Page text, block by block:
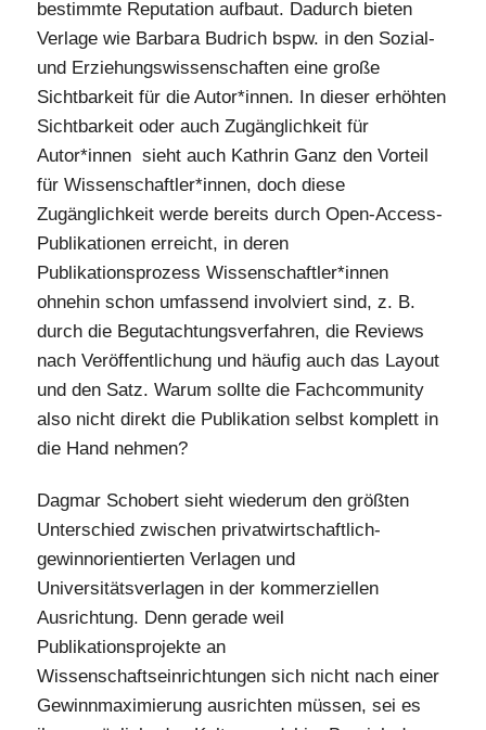
bestimmte Reputation aufbaut. Dadurch bieten
Verlage wie Barbara Budrich bspw. in den Sozial-
und Erziehungswissenschaften eine große
Sichtbarkeit für die Autor*innen. In dieser erhöhten
Sichtbarkeit oder auch Zugänglichkeit für
Autor*innen sieht auch Kathrin Ganz den Vorteil
für Wissenschaftler*innen, doch diese
Zugänglichkeit werde bereits durch Open-Access-
Publikationen erreicht, in deren
Publikationsprozess Wissenschaftler*innen
ohnehin schon umfassend involviert sind, z. B.
durch die Begutachtungsverfahren, die Reviews
nach Veröffentlichung und häufig auch das Layout
und den Satz. Warum sollte die Fachcommunity
also nicht direkt die Publikation selbst komplett in
die Hand nehmen?
Dagmar Schobert sieht wiederum den größten
Unterschied zwischen privatwirtschaftlich-
gewinnorientierten Verlagen und
Universitätsverlagen in der kommerziellen
Ausrichtung. Denn gerade weil
Publikationsprojekte an
Wissenschaftseinrichtungen sich nicht nach einer
Gewinnmaximierung ausrichten müssen, sei es